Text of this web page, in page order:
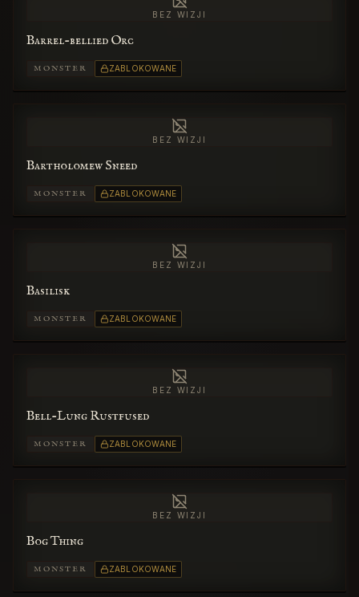
BEZ WIZJI
Barrel-bellied Orc
MONSTER ZABLOKOWANE
BEZ WIZJI
Bartholomew Sneed
MONSTER ZABLOKOWANE
BEZ WIZJI
Basilisk
MONSTER ZABLOKOWANE
BEZ WIZJI
Bell-Lung Rustfused
MONSTER ZABLOKOWANE
BEZ WIZJI
Bog Thing
MONSTER ZABLOKOWANE